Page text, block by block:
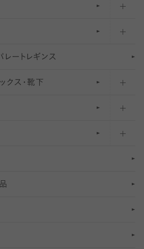
し）用ソックス
ックス（くるぶし上）
くらはぎ下）
ハイソックス
ソックス（浅め）
イツ（薄手タイツ）
イツ
イツ
イツ
タイツ
タイツ
以上（防寒・厚手タイツ）
ギパン）
キング
グ
グ
キング
レー ト レ ギンス
クス・靴下
ソックス・靴下
ス・靴下
ックス・靴下
・靴下
下
ル用ソックス
ォーマー